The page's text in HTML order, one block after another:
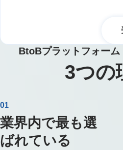
BtoBプラットフォーム
3つの
01
業界内で最も選
ばれている